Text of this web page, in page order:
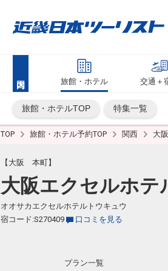
旅館・ホテル 交通＋
旅館・ホテルTOP 特集一覧
TOP 旅館・ホテル予約TOP 関西 大阪
【大阪 本町】
大阪エクセルホテ
オオサカエクセルホテルトウキュウ
宿コード:S270409
口コミを見る
プラン一覧